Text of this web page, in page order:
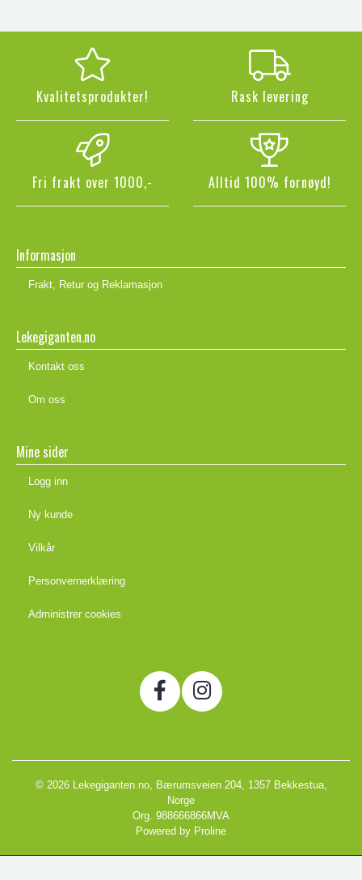
Kvalitetsprodukter! Rask levering
Fri frakt over 1000,- Alltid 100% fornøyd!
Informasjon
Frakt, Retur og Reklamasjon
Lekegiganten.no
Kontakt oss
Om oss
Mine sider
Logg inn
Ny kunde
Vilkår
Personvernerklæring
Administrer cookies
© 2026 Lekegiganten.no, Bærumsveien 204, 1357 Bekkestua,
Norge
Org. 988666866MVA
Powered by Proline